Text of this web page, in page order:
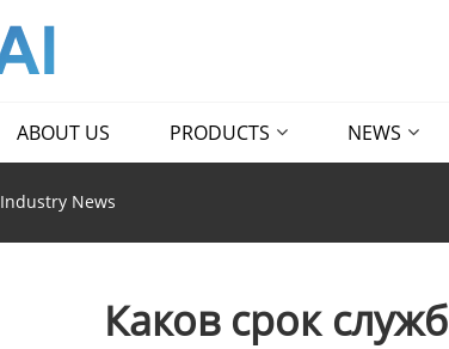
ABOUT US PRODUCTS NEWS
Industry News
Каков срок